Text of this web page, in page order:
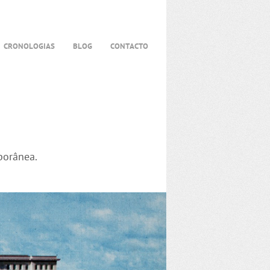
CRONOLOGIAS BLOG CONTACTO